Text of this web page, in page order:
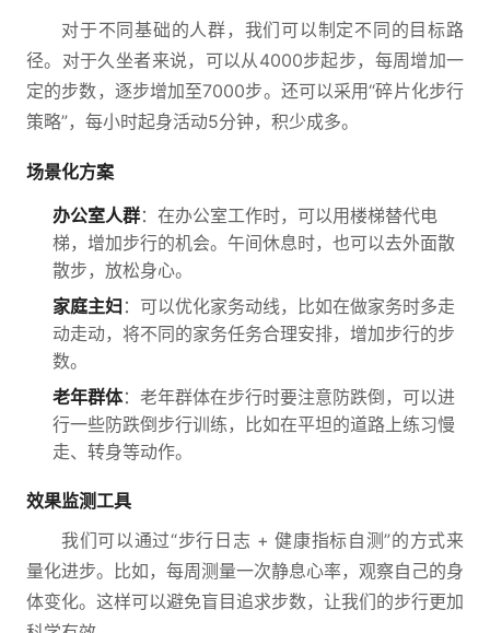
对于不同基础的人群，我们可以制定不同的目标路
径。对于久坐者来说，可以从4000步起步，每周增加一
定的步数，逐步增加至7000步。还可以采用“碎片化步行
策略”，每小时起身活动5分钟，积少成多。
场景化方案
办公室人群：在办公室工作时，可以用楼梯替代电
梯，增加步行的机会。午间休息时，也可以去外面散
散步，放松身心。
家庭主妇 ：可以优化家务动线，比如在做家务时多走
动走动，将不同的家务任务合理安排，增加步行的步
数。
老年群体：老年群体在步行时要注意防跌倒，可以进
行一些防跌倒步行训练，比如在平坦的道路上练习慢
走、转身等动作。
效果监测工具
我们可以通过“步行日志 + 健康指标自测”的方式来
量化进步。比如，每周测量一次静息心率，观察自己的身
体变化。这样可以避免盲目追求步数，让我们的步行更加